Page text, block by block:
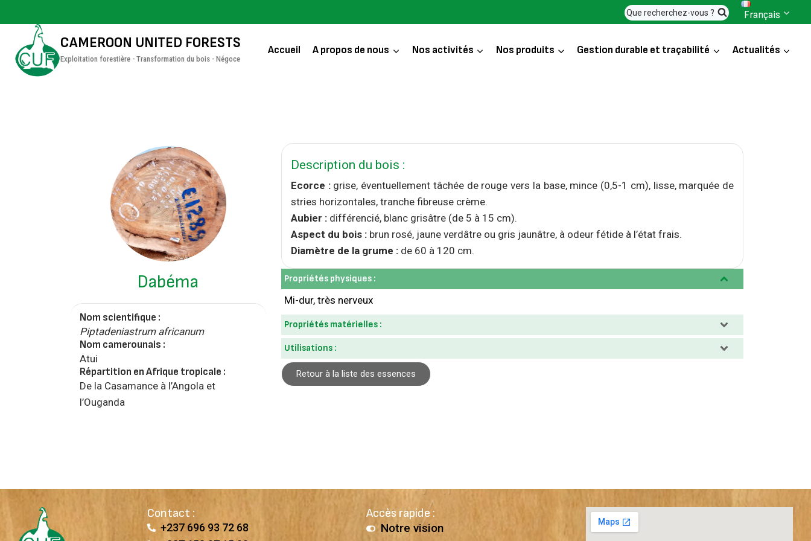
Que recherchez-vous ? Français
CAMEROON UNITED FORESTS
Exploitation forestière - Transformation du bois - Négoce
Accueil A propos de nous Nos activités Nos produits Gestion durable et traçabilité Actualités
Dabéma
Nom scientifique :
Piptadeniastrum africanum
Nom camerounais :
Atui
Répartition en Afrique tropicale :
De la Casamance à l’Angola et
l’Ouganda
Description du bois :
Ecorce : grise, éventuellement tâchée de rouge vers la base, mince (0,5-1 cm), lisse, marquée de
stries horizontales, tranche fibreuse crème.
Aubier : différencié, blanc grisâtre (de 5 à 15 cm).
Aspect du bois : brun rosé, jaune verdâtre ou gris jaunâtre, à odeur fétide à l’état frais.
Diamètre de la grume : de 60 à 120 cm.
Propriétés physiques :
Mi-dur, très nerveux
Propriétés matérielles :
Utilisations :
Retour à la liste des essences
Contact :
+237 696 93 72 68
Accès rapide :
Notre vision